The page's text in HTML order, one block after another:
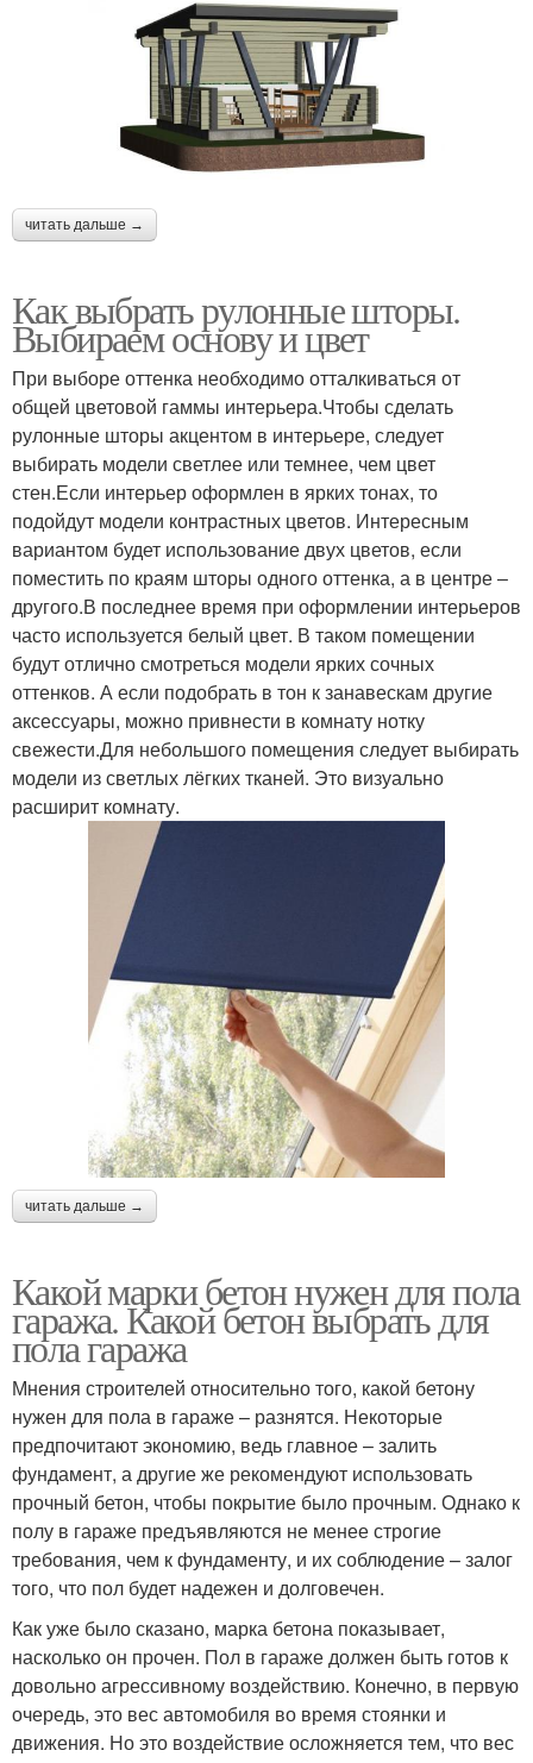
читать дальше →
Как выбрать рулонные шторы.
Выбираем основу и цвет
При выборе оттенка необходимо отталкиваться от
общей цветовой гаммы интерьера.Чтобы сделать
рулонные шторы акцентом в интерьере, следует
выбирать модели светлее или темнее, чем цвет
стен.Если интерьер оформлен в ярких тонах, то
подойдут модели контрастных цветов. Интересным
вариантом будет использование двух цветов, если
поместить по краям шторы одного оттенка, а в центре ‒
другого.В последнее время при оформлении интерьеров
часто используется белый цвет. В таком помещении
будут отлично смотреться модели ярких сочных
оттенков. А если подобрать в тон к занавескам другие
аксессуары, можно привнести в комнату нотку
свежести.Для небольшого помещения следует выбирать
модели из светлых лёгких тканей. Это визуально
расширит комнату.
читать дальше →
Какой марки бетон нужен для пола
гаража. Какой бетон выбрать для
пола гаража
Мнения строителей относительно того, какой бетону
нужен для пола в гараже – разнятся. Некоторые
предпочитают экономию, ведь главное – залить
фундамент, а другие же рекомендуют использовать
прочный бетон, чтобы покрытие было прочным. Однако к
полу в гараже предъявляются не менее строгие
требования, чем к фундаменту, и их соблюдение – залог
того, что пол будет надежен и долговечен.
Как уже было сказано, марка бетона показывает,
насколько он прочен. Пол в гараже должен быть готов к
довольно агрессивному воздействию. Конечно, в первую
очередь, это вес автомобиля во время стоянки и
движения. Но это воздействие осложняется тем, что вес